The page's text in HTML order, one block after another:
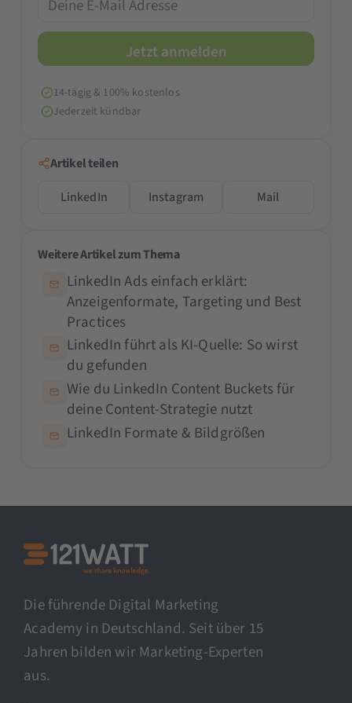
14-tägig & 100% kostenlos
Jederzeit kündbar
Artikel teilen
LinkedIn
Instagram Mail
Weitere Artikel zum Thema
LinkedIn Ads einfach erklärt:
Anzeigenformate, Targeting und Best
Practices
LinkedIn führt als KI-Quelle: So wirst
du gefunden
Wie du LinkedIn Content Buckets für
deine Content-Strategie nutzt
LinkedIn Formate & Bildgrößen
Die führende Digital Marketing
Academy in Deutschland. Seit über 15
Jahren bilden wir Marketing-Experten
aus.